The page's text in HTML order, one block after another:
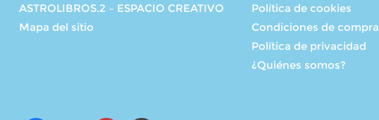
ASTROLIBROS.2 – ESPACIO CREATIVO
Mapa del sitio
Política de cookies
Condiciones de compra
Política de privacidad
¿Quiénes somos?